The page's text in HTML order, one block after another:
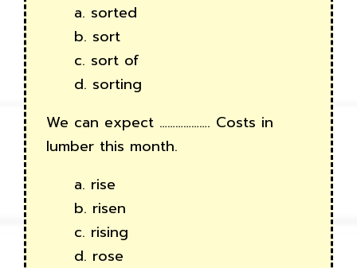
a. sorted
b. sort
c. sort of
d. sorting
We can expect ………………. Costs in
lumber this month.
a. rise
b. risen
c. rising
d. rose